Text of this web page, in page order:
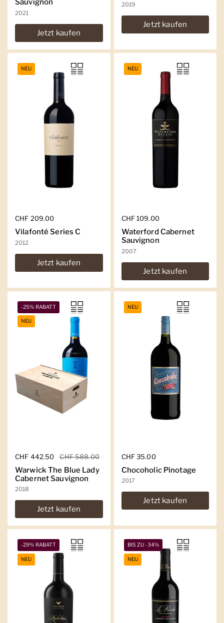
Sauvignon
2021
Jetzt kaufen
2019
Jetzt kaufen
Regulärer Preis
CHF 209.00
Vilafonté Series C
2012
Jetzt kaufen
NEU
Regulärer Preis
CHF 109.00
Waterford Cabernet
Sauvignon
2007
Jetzt kaufen
NEU
Regulärer Preis
CHF 442.50 Sale-Preis
CHF 588.00
Warwick The Blue Lady
Cabernet Sauvignon
2018
Jetzt kaufen
-25% RABATT
NEU
Regulärer Preis
CHF 35.00
Chocoholic Pinotage
2017
Jetzt kaufen
NEU
-29% RABATT
NEU
BIS ZU -34%
NEU